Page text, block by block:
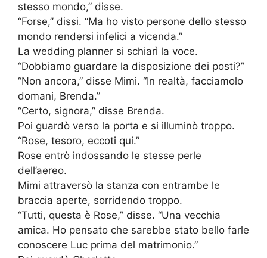
stesso mondo,” disse.
“Forse,” dissi. “Ma ho visto persone dello stesso
mondo rendersi infelici a vicenda.”
La wedding planner si schiarì la voce.
“Dobbiamo guardare la disposizione dei posti?”
“Non ancora,” disse Mimi. “In realtà, facciamolo
domani, Brenda.”
“Certo, signora,” disse Brenda.
Poi guardò verso la porta e si illuminò troppo.
“Rose, tesoro, eccoti qui.”
Rose entrò indossando le stesse perle
dell’aereo.
Mimi attraversò la stanza con entrambe le
braccia aperte, sorridendo troppo.
“Tutti, questa è Rose,” disse. “Una vecchia
amica. Ho pensato che sarebbe stato bello farle
conoscere Luc prima del matrimonio.”